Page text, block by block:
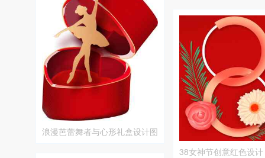
浪漫芭蕾舞者与心形礼盒设计图
38女神节创意红色设